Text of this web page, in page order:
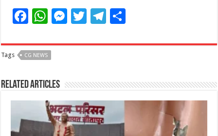
F
c
e
b
o
k
W
at
s
A
p
p
M
ss
n
g
e
r
T
itt
r
T
e
ra
m
ar
Tags CG NEWS
Related Articles